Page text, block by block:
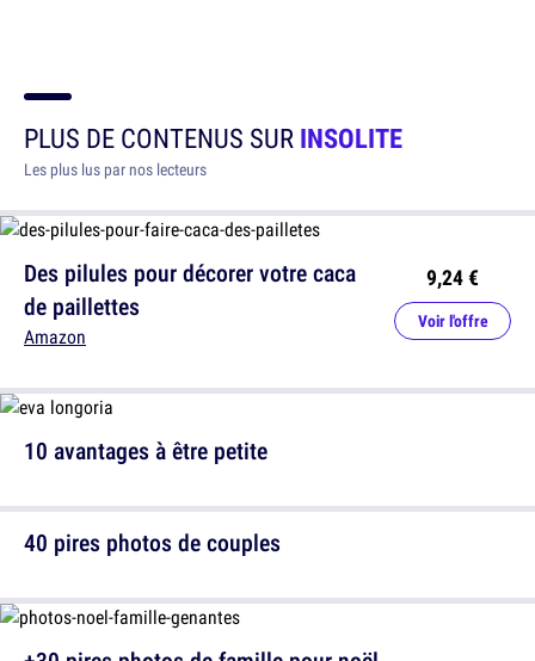
PLUS DE CONTENUS SURINSOLITE
Les plus lus par nos lecteurs
Des pilules pour décorer votre caca
de paillettes
Amazon
9,24 €
Voir l'offre
40 pires photos de couples
10 avantages à être petite